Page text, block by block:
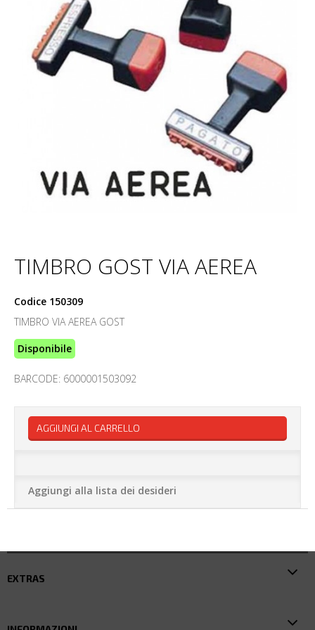
TIMBRO GOST VIA AEREA
Codice 150309
TIMBRO VIA AEREA GOST
Disponibile
BARCODE: 6000001503092
AGGIUNGI AL CARRELLO
Aggiungi alla lista dei desideri
EXTRAS